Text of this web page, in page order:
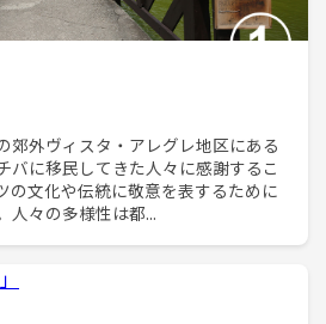
郊外ヴィスタ・アレグレ地区にある
バに移民してきた人々に感謝するこ
の文化や伝統に敬意を表するために
人々の多様性は都...